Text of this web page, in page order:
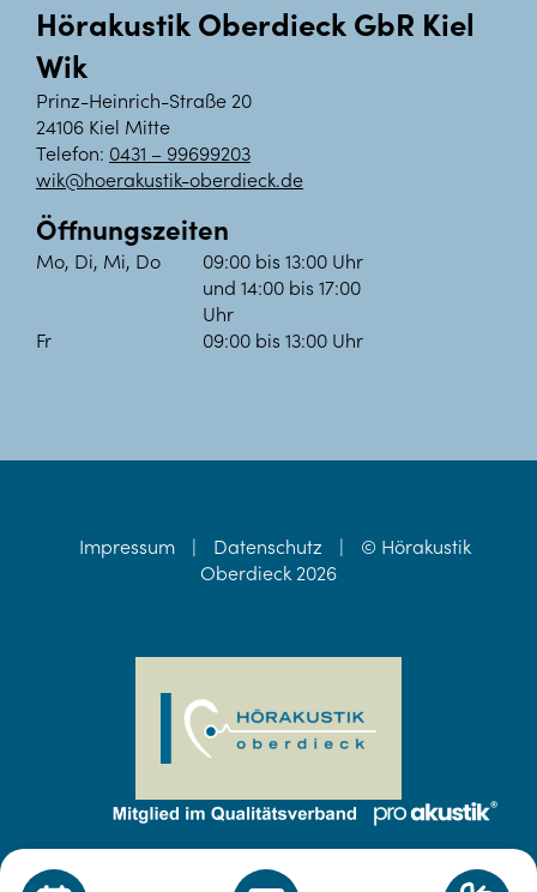
Hörakustik Oberdieck GbR Kiel
Wik
Prinz-Heinrich-Straße 20
24106 Kiel Mitte
Telefon: 0431 – 99699203
wik@hoerakustik-oberdieck.de
Öffnungszeiten
Mo, Di, Mi, Do
09:00 bis 13:00 Uhr
und 14:00 bis 17:00
Uhr
Fr
09:00 bis 13:00 Uhr
Impressum | Datenschutz |
© Hörakustik
Oberdieck 2026